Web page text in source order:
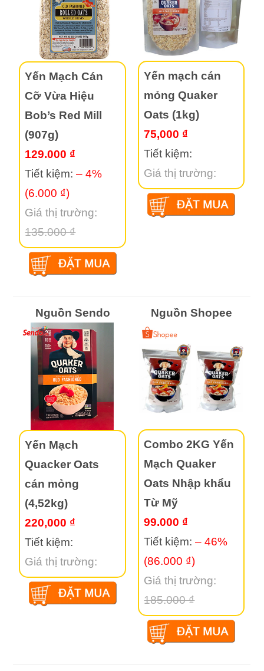
Yến Mạch Cán
Cỡ Vừa Hiệu
Bob’s Red Mill
(907g)
129.000 ₫
Tiết kiệm:– 4%
(6.000 ₫)
Giá thị trường:
135.000 ₫
Yến mạch cán
mỏng Quaker
Oats (1kg)
75,000 ₫
Tiết kiệm:
Giá thị trường:
Nguồn Sendo
Yến Mạch
Quacker Oats
cán mỏng
(4,52kg)
220,000 ₫
Tiết kiệm:
Giá thị trường:
Nguồn Shopee
Combo 2KG Yến
Mạch Quaker
Oats Nhập khẩu
Từ Mỹ
99.000 ₫
Tiết kiệm:– 46%
(86.000 ₫)
Giá thị trường:
185.000 ₫